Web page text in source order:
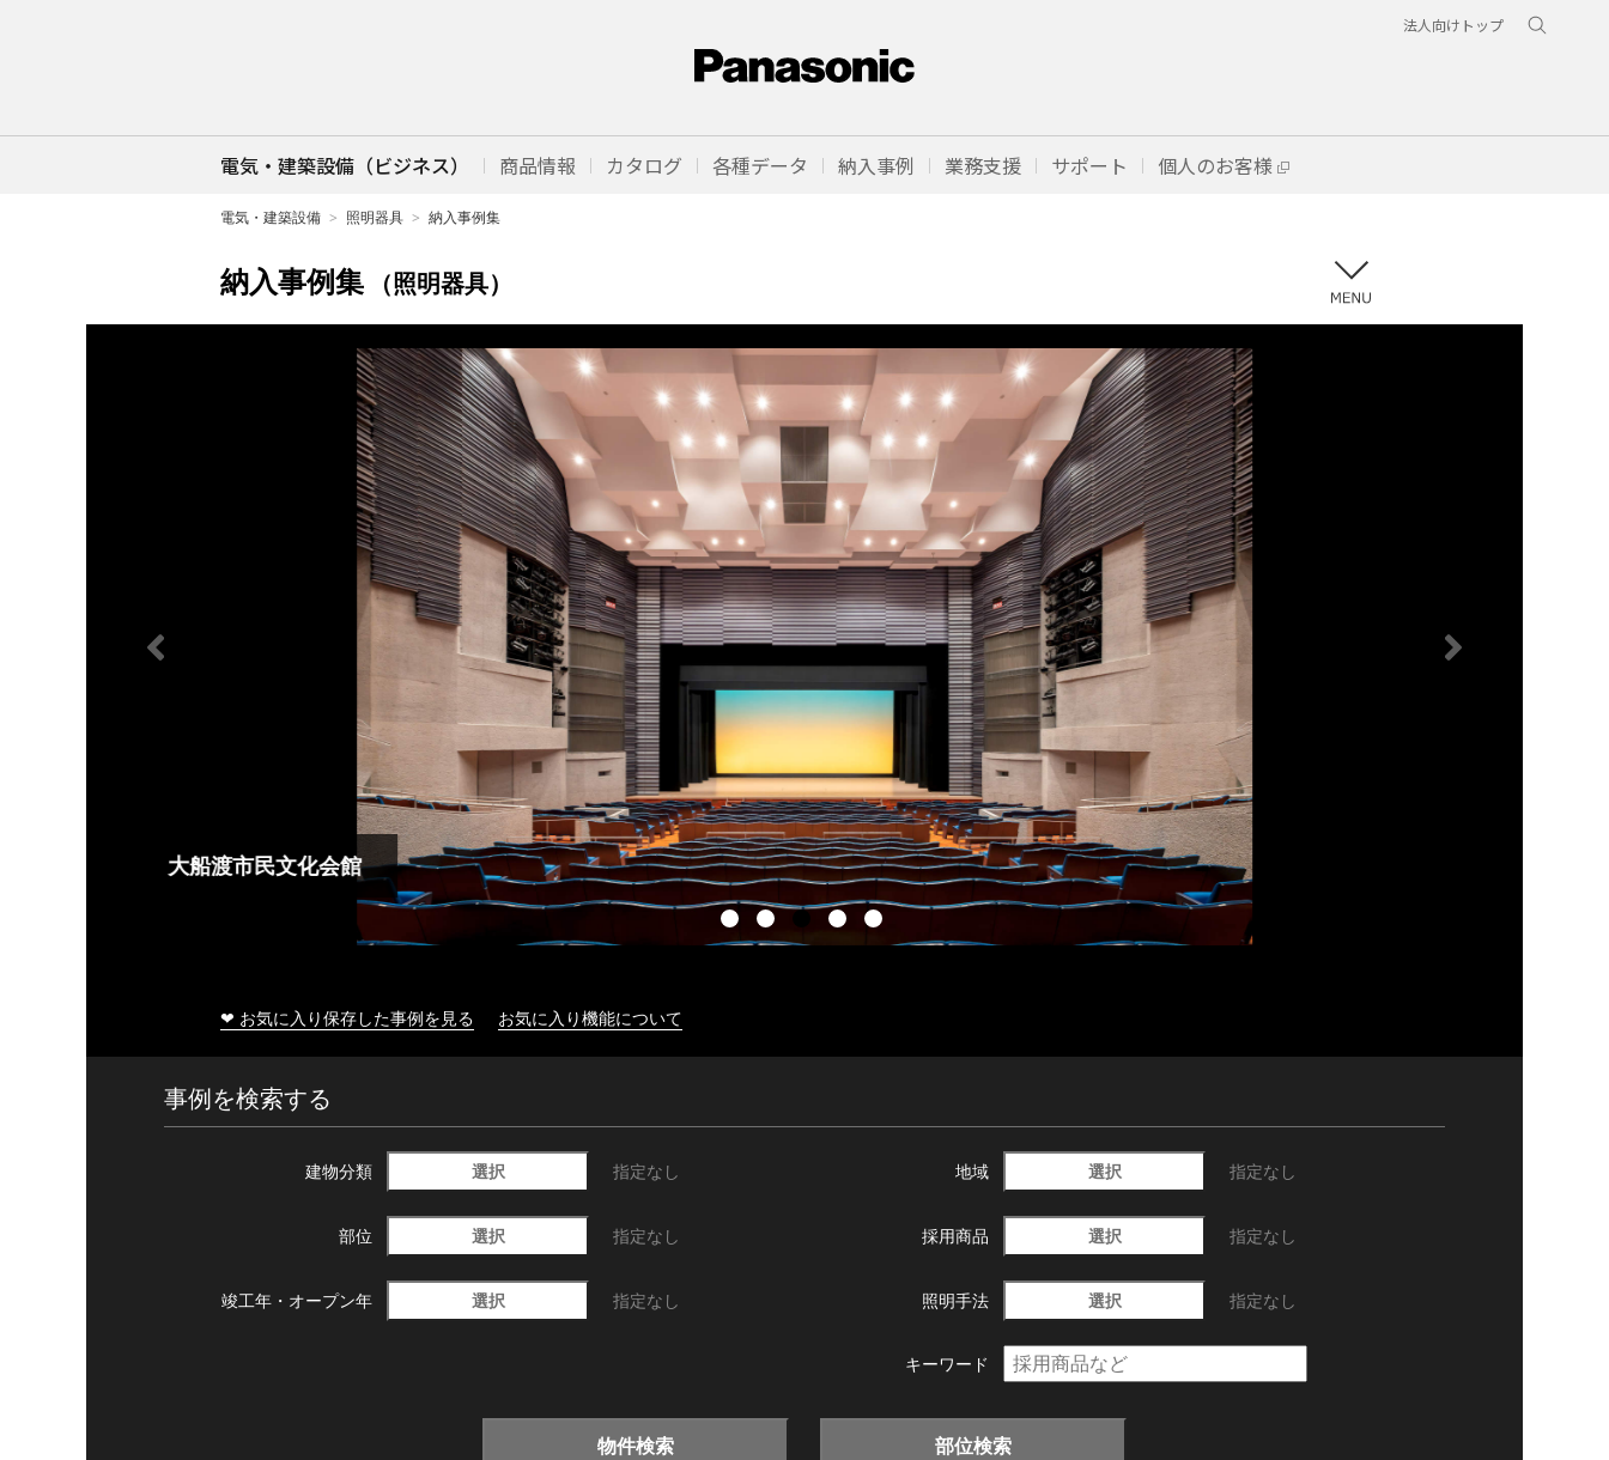
法人向けトップ
電気・建築設備（ビジネス） 商品情報 カタログ 各種データ 納入事例 業務支援 サポート 個人のお客様
電気・建築設備 照明器具 納入事例集
納入事例集 （照明器具）
大船渡市民文化会館
❤ お気に入り保存した事例を見る お気に入り機能について
事例を検索する
建物分類 選択 指定なし 地域 選択 指定なし
部位 選択 指定なし 採用商品 選択 指定なし
竣工年・ オープン年 選択 指定なし 照明手法 選択 指定なし
キーワード
物件検索 部位検索